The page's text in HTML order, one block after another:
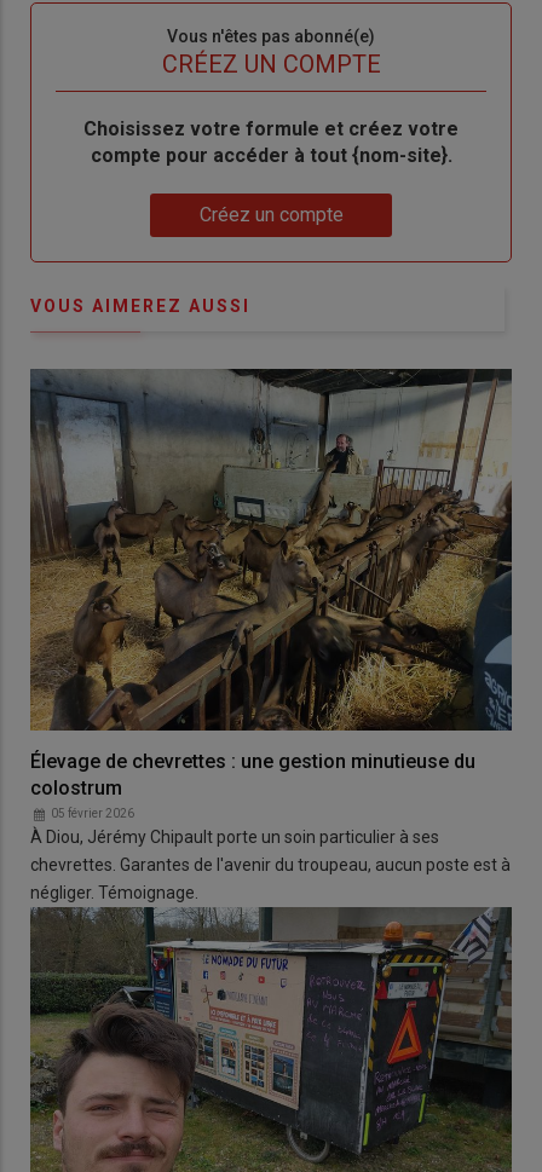
Vous n'êtes pas abonné(e)
CRÉEZ UN COMPTE
BodyChoisissez votre formule et créez votre
compte pour accéder à tout {nom-site}.
Créez un compte
VOUS AIMEREZ AUSSI
Élevage de chevrettes : une gestion minutieuse du
colostrum
05 février 2026
À Diou, Jérémy Chipault porte un soin particulier à ses
chevrettes. Garantes de l'avenir du troupeau, aucun poste est à
négliger. Témoignage.